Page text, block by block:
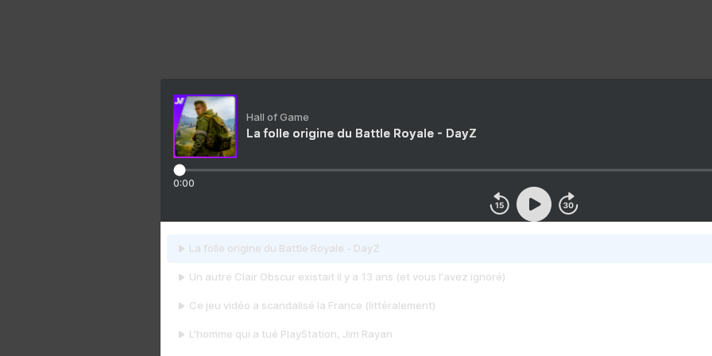
Hall of Game
La folle origine du Battle Royale - DayZ
0:00
La folle origine du Battle Royale - DayZ
Un autre Clair Obscur existait il y a 13 ans (et vous l'avez ignoré)
Ce jeu vidéo a scandalisé la France (littéralement)
L’homme qui a tué PlayStation, Jim Rayan